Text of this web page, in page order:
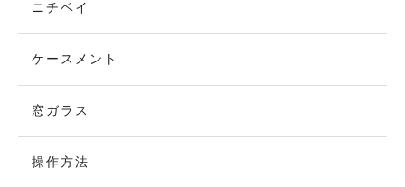
ニチベイ
ケースメント
窓ガラス
操作方法